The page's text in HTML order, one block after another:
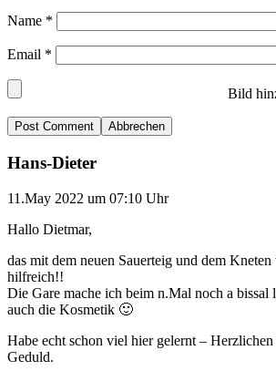
Name *
Email *
Bild
Abbrechen
Hans-Dieter
11.May 2022 um 07:10 Uhr
Hallo Dietmar,
das mit dem neuen Sauerteig und dem Kneten
hilfreich!!
Die Gare mache ich beim n.Mal noch a bissal
auch die Kosmetik 🙂
Habe echt schon viel hier gelernt –
Geduld.